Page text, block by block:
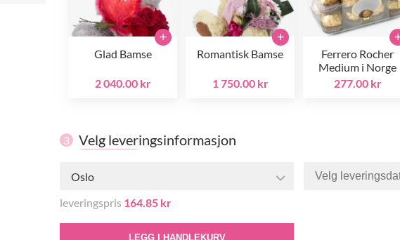
Glad Bamse
2 040.00 kr
+
Romantisk Bamse
1 750.00 kr
+
Ferrero Rocher
Medium i Norge
277.00 kr
3 Velg leveringsinformasjon
Oslo
leveringspris 164.85 kr
LEGG I HANDLEKURV